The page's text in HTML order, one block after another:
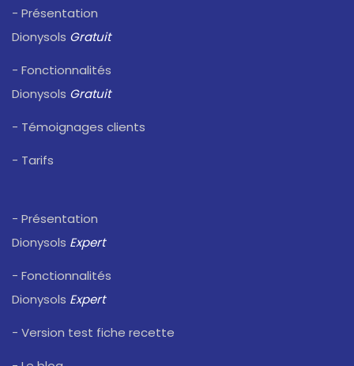
- Présentation
Dionysols Gratuit
- Fonctionnalités
Dionysols Gratuit
- Témoignages clients
- Tarifs
- Présentation
Dionysols Expert
- Fonctionnalités
Dionysols Expert
- Version test fiche recette